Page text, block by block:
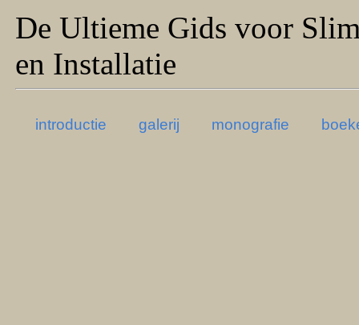
De Ultieme Gids voor
en Installatie
introductie galerij monografie